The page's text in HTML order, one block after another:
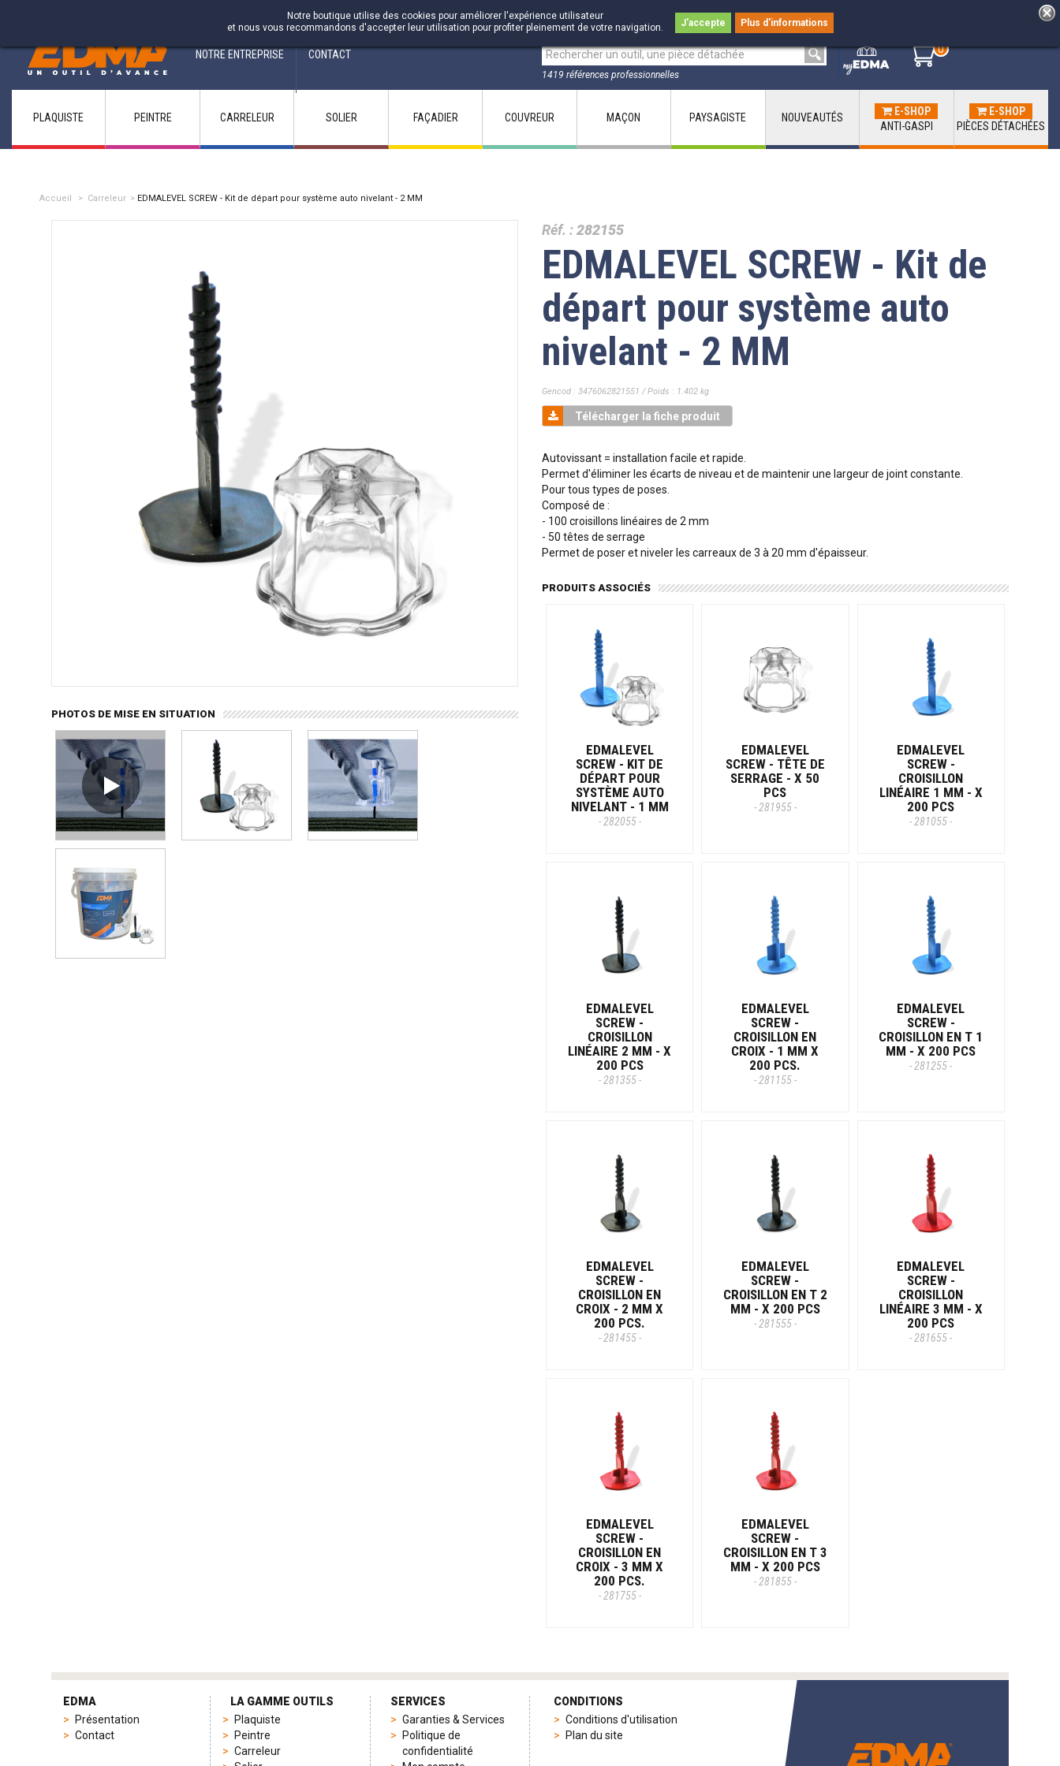
NOTRE ENTREPRISE CONTACT
1419 références professionnelles
0
0
Notre boutique utilise des cookies pour améliorer l'expérience utilisateur
et nous vous recommandons d'accepter leur utilisation pour profiter pleinement de votre navigation.
J'accepte Plus d'informations
PLAQUISTE PEINTRE CARRELEUR SOLIER FAÇADIER COUVREUR MAÇON PAYSAGISTE NOUVEAUTÉS
E-SHOP
ANTI-GASPI
E-SHOP
PIÈCES DÉTACHÉES
Accueil > Carreleur > EDMALEVEL SCREW - Kit de départ pour système auto nivelant - 2 MM
PHOTOS DE MISE EN SITUATION
Réf. :282155
EDMALEVEL SCREW - Kit de
départ pour système auto
nivelant - 2 MM
Gencod : 3476062821551 / Poids : 1.402 kg
Télécharger la fiche produit
Autovissant = installation facile et rapide.
Permet d'éliminer les écarts de niveau et de maintenir une largeur de joint constante.
Pour tous types de poses.
Composé de :
- 100 croisillons linéaires de 2 mm
- 50 têtes de serrage
Permet de poser et niveler les carreaux de 3 à 20 mm d'épaisseur.
PRODUITS ASSOCIÉS
EDMALEVEL
SCREW - KIT DE
DÉPART POUR
SYSTÈME AUTO
NIVELANT - 1 MM
- 282055 -
EDMALEVEL
SCREW - TÊTE DE
SERRAGE - X 50
PCS
- 281955 -
EDMALEVEL
SCREW -
CROISILLON
LINÉAIRE 1 MM - X
200 PCS
- 281055 -
EDMALEVEL
SCREW -
CROISILLON
LINÉAIRE 2 MM - X
200 PCS
- 281355 -
EDMALEVEL
SCREW -
CROISILLON EN
CROIX - 1 MM X
200 PCS.
- 281155 -
EDMALEVEL
SCREW -
CROISILLON EN T 1
MM - X 200 PCS
- 281255 -
EDMALEVEL
SCREW -
CROISILLON EN
CROIX - 2 MM X
200 PCS.
- 281455 -
EDMALEVEL
SCREW -
CROISILLON EN T 2
MM - X 200 PCS
- 281555 -
EDMALEVEL
SCREW -
CROISILLON
LINÉAIRE 3 MM - X
200 PCS
- 281655 -
EDMALEVEL
SCREW -
CROISILLON EN
CROIX - 3 MM X
200 PCS.
- 281755 -
EDMALEVEL
SCREW -
CROISILLON EN T 3
MM - X 200 PCS
- 281855 -
EDMA
Présentation
Contact
LA GAMME OUTILS
Plaquiste
Peintre
Carreleur
SERVICES
Garanties & Services
Politique de
confidentialité
CONDITIONS
Conditions d'utilisation
Plan du site